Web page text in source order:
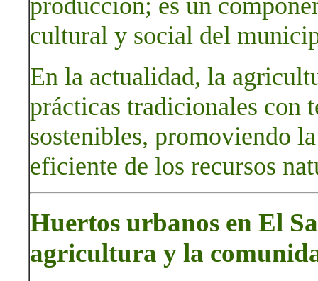
cultural y social del
En la actualidad, la
prácticas tradicionales con
sostenibles, promoviendo
eficiente de los recursos
Huertos urbanos en El
agricultura y la